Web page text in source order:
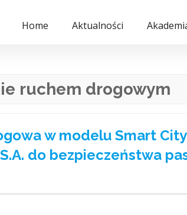
Home Aktualności
ruchem drogowym
w modelu Smart
do bezpieczeństwa